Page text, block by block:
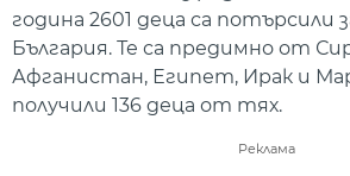
година 2601 деца са потърсили
България. Те са предимно от
Афганистан, Египет, Ирак и
получили 136 деца от тях.
Реклама